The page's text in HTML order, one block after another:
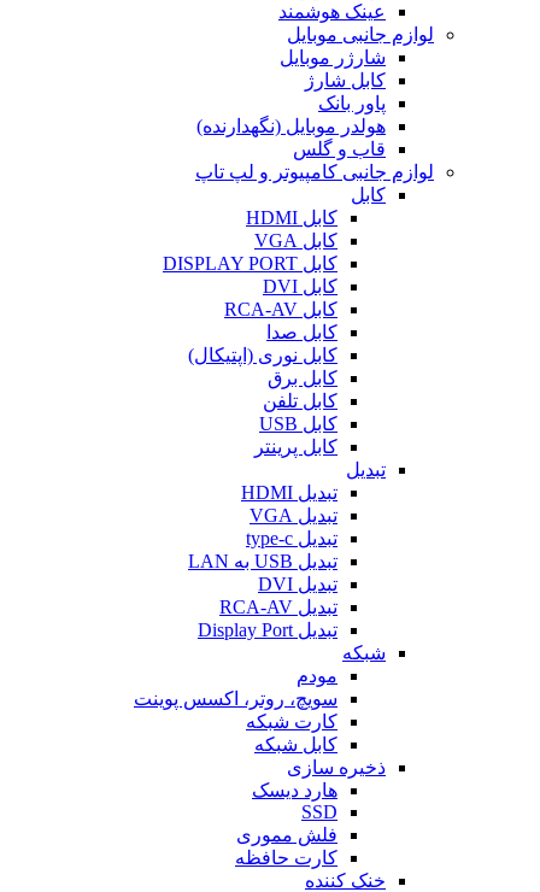
عینک هوشمند
لوازم جانبی موبایل
شارژر موبایل
کابل شارژ
پاور بانک
هولدر موبایل (نگهدارنده)
قاب و گلس
لوازم جانبی کامپیوتر و لپ تاپ
کابل
کابل HDMI
کابل VGA
کابل DISPLAY PORT
کابل DVI
کابل RCA-AV
کابل صدا
کابل نوری (اپتیکال)
کابل برق
کابل تلفن
کابل USB
کابل پرینتر
تبدیل
تبدیل HDMI
تبدیل VGA
تبدیل type-c
تبدیل USB به LAN
تبدیل DVI
تبدیل RCA-AV
تبدیل Display Port
شبکه
مودم
سویچ، روتر، اکسس پوینت
کارت شبکه
کابل شبکه
ذخیره سازی
هارد دیسک
SSD
فلش مموری
کارت حافظه
خنک کننده